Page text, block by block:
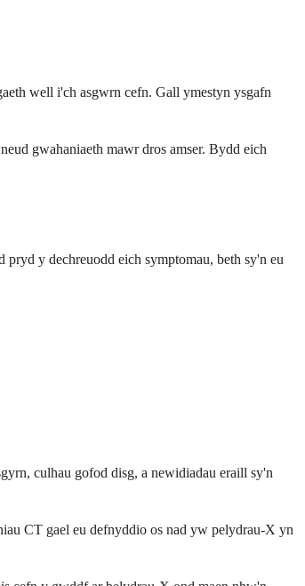
well i'ch asgwrn cefn. Gall ymestyn ysgafn
gwahaniaeth mawr dros amser. Bydd eich
y dechreuodd eich symptomau, beth sy'n eu
culhau gofod disg, a newidiadau eraill sy'n
CT gael eu defnyddio os nad yw pelydrau-X yn